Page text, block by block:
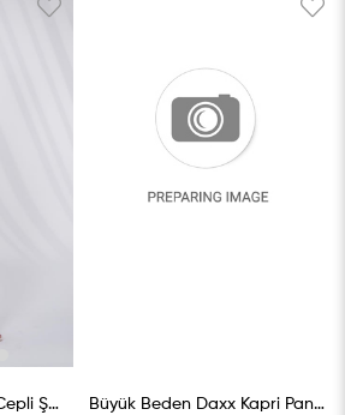
Büyük Beden 333400 Cepli Şort Siyah Büyük Beden Daxx Kapri Pantolon Bordo